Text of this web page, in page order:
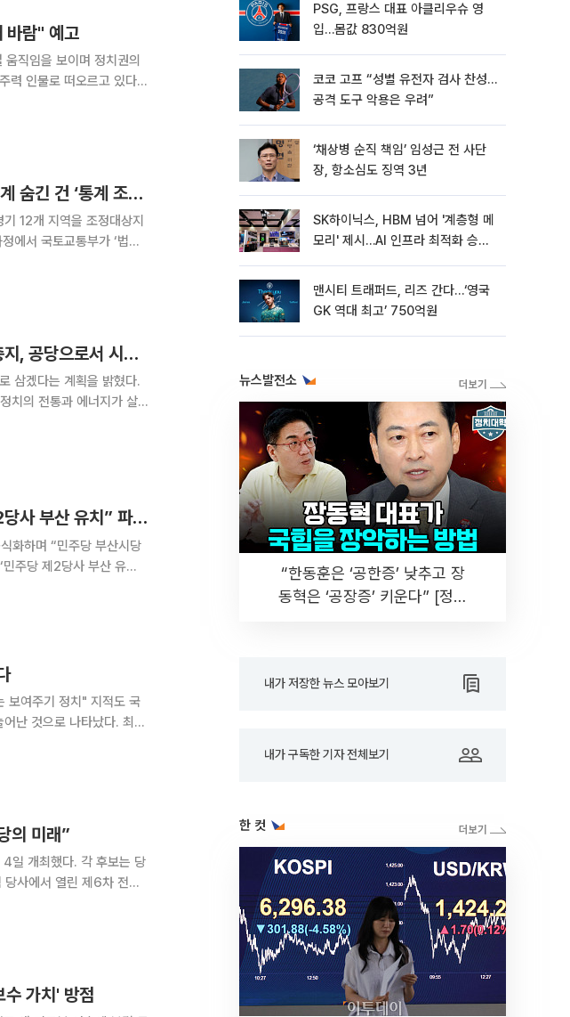
바람" 예고
직임을 보이며 정치권의
[이슈&인물] 천하람 개혁신당 원내대표 “9월 집값 통계 숨긴 건 ‘통계 조작’…주거 사다리 걷어찬 부동산 정책, 낙제점”
12개 지역을 조정대상지
[인터뷰] 정이한 개혁신당 대변인 "부산은 전략적 요충지, 공당으로서 시장·구청장 후보 직접 낼 것"
삼겠다는 계획을 밝혔다.
치의 전통과 에너지가 살아
與 부산시당위원장 도전장 던진 유동철… “민주당 제2당사 부산 유치” 파격 공약
화하며 “민주당 부산시당
주당 제2당사 부산 유
부산
여주기 정치" 지적도 국
난 것으로 나타났다. 최근
의 미래”
일 개최했다. 각 후보는 당
수 가치' 방점
PSG, 프랑스 대표 아클리우슈 영
입…몸값 830억원
코코 고프 “성별 유전자 검사 찬성…
공격 도구 악용은 우려”
‘채상병 순직 책임’ 임성근 전 사단
장, 항소심도 징역 3년
SK하이닉스, HBM 넘어 '계층형 메
모리' 제시…AI 인프라 최적화 승부
맨시티 트래퍼드, 리즈 간다…‘영국
GK 역대 최고’ 750억원
뉴스발전소
“한동훈은 ‘공한증’ 낮추고 장
동혁은 ‘공장증’ 키운다” [정치
내가 저장한 뉴스 모아보기
내가 구독한 기자 전체보기
한 컷